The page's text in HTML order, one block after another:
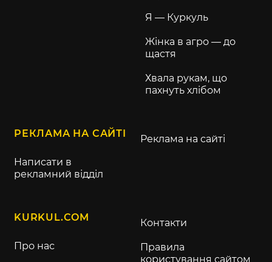
Я — Куркуль
Жінка в агро — до
щастя
Хвала рукам, що
пахнуть хлібом
РЕКЛАМА НА САЙТІ
Написати в
рекламний відділ
Реклама на сайті
KURKUL.COM
Про нас
Контакти
Правила
користування сайтом